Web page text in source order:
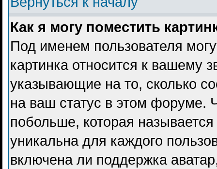
Как я могу поместить
Под именем пользователя
картинка относится к вашему
указывающие на то, сколько
на ваш статус в этом форуме.
побольше, которая
уникальна для каждого
включена ли поддержка